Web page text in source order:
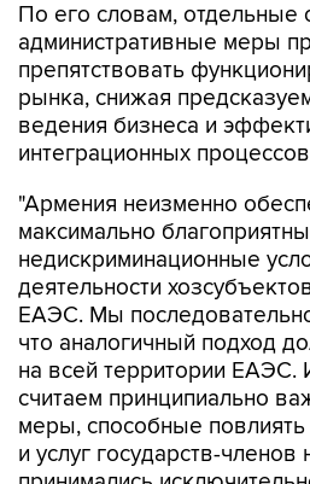
По его словам, отдельные
административные меры
препятствовать
рынка, снижая
ведения бизнеса и
интеграционных
"Армения неизменно
максимально
недискриминационные
деятельности
ЕАЭС. Мы
что аналогичный подход
на всей территории ЕАЭС.
считаем принципиально
меры, способные повлиять
и услуг государств-